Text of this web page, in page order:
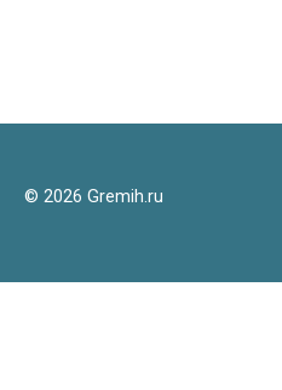
© 2026 Gremih.ru